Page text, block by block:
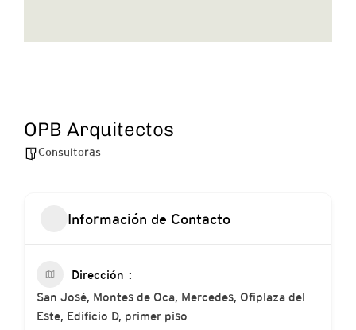
OPB Arquitectos
Consultoras
Información de Contacto
Dirección
San José, Montes de Oca, Mercedes, Ofiplaza del
Este, Edificio D, primer piso